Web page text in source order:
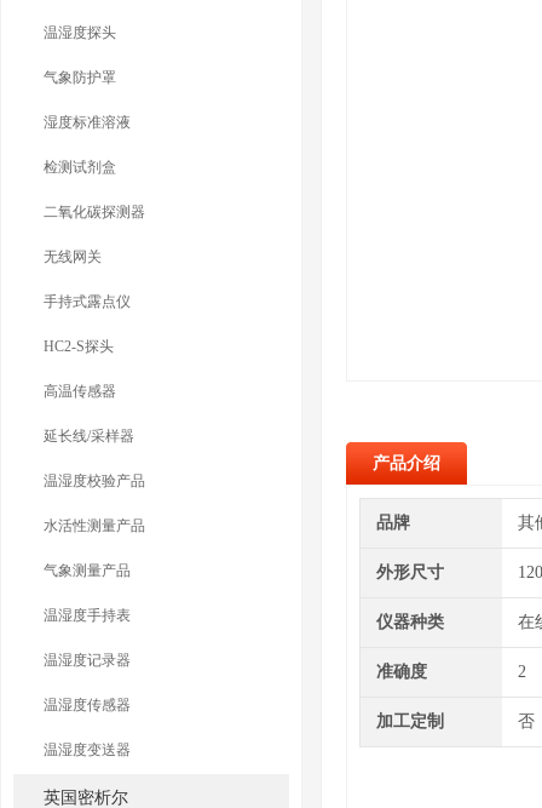
温湿度探头
气象防护罩
湿度标准溶液
检测试剂盒
二氧化碳探测器
无线网关
手持式露点仪
HC2-S探头
高温传感器
延长线/采样器
温湿度校验产品
水活性测量产品
气象测量产品
温湿度手持表
温湿度记录器
温湿度传感器
温湿度变送器
英国密析尔
产品介绍
品牌 其
外形尺寸
仪器种类 在
准确度 2
加工定制 否